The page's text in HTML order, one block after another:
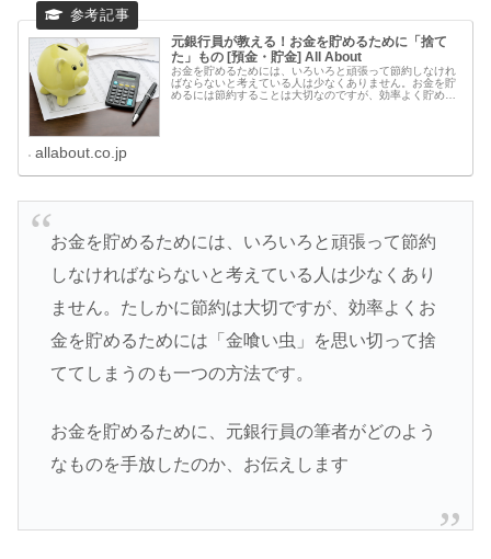
元銀行員が教える！お金を貯めるために「捨て
た」もの [預金・貯金] All About
お金を貯めるためには、いろいろと頑張って節約しなけれ
ばならないと考えている人は少なくありません。お金を貯
めるには節約することは大切なのですが、効率よく貯める
allabout.co.jp
お金を貯めるためには、いろいろと頑張って節約
しなければならないと考えている人は少なくあり
ません。たしかに節約は大切ですが、効率よくお
金を貯めるためには「金喰い虫」を思い切って捨
ててしまうのも一つの方法です。
お金を貯めるために、元銀行員の筆者がどのよう
なものを手放したのか、お伝えします